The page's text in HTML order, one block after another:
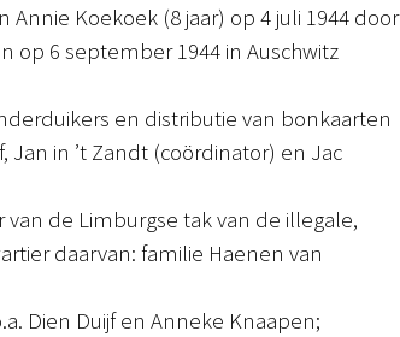
Koekoek (8 jaar) op 4 juli 1944 door
op 6 september 1944 in Auschwitz
en distributie van bonkaarten
Jan in ’t Zandt (coördinator) en Jac
de Limburgse tak van de illegale,
daarvan: familie Haenen van
Dien Duijf en Anneke Knaapen;